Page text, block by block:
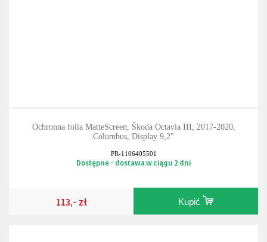
Ochronna folia MatteScreen, Škoda Octavia III, 2017-2020,
Columbus, Display 9,2"
PR-1106405501
Dostępne - dostawa w ciągu 2 dni
113,- zł Kupić